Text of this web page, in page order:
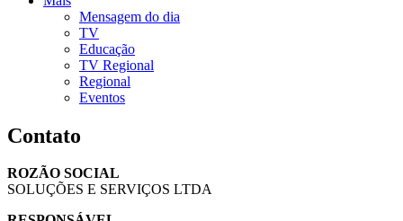
Mensagem do dia
TV
Educação
TV Regional
Regional
Eventos
Contato
ROZÃO SOCIAL
SOLUÇÕES E SERVIÇOS LTDA